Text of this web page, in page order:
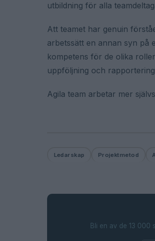
utbildning för alla
Att teamet har genuin
arbetssätt en annan syn på
kompetens för de olika
uppföljning och
Agila team arbetar mer
Ledarskap Projektmetod
Bli en av de 13 000